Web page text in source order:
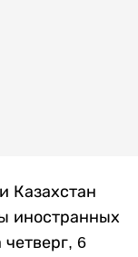
Казахстан
иностранных
6